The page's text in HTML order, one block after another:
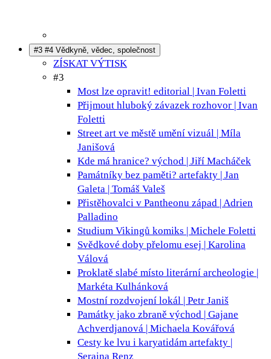
#3 #4 Vědkyně, vědec, společnost
ZÍSKAT VÝTISK
#3
Most lze opravit! editorial | Ivan Foletti
Přijmout hluboký závazek rozhovor | Ivan
Foletti
Street art ve městě umění vizuál | Míla
Janišová
Kde má hranice? východ | Jiří Macháček
Památníky bez paměti? artefakty | Jan
Galeta | Tomáš Valeš
Přistěhovalci v Pantheonu západ | Adrien
Palladino
Studium Vikingů komiks | Michele Foletti
Svědkové doby přelomu esej | Karolina
Válová
Proklatě slabé místo literární archeologie |
Markéta Kulhánková
Mostní rozdvojení lokál | Petr Janiš
Památky jako zbraně východ | Gajane
Achverdjanová | Michaela Kovářová
Cesty ke lvu i karyatidám artefakty |
Seraina Renz